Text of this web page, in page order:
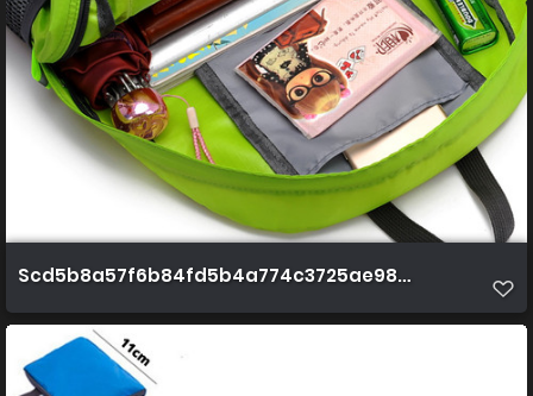
Scd5b8a57f6b84fd5b4a774c3725ae985w